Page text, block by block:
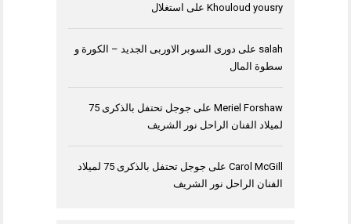
Khouloud yousry على استغلال
salah على دورى السوبر الاوربى الجديد – الكورة و
سطوة المال
Meriel Forshaw على
جوجل تحتفل بالذكرى 75
لميلاد الفنان الراحل نور الشريف
Carol McGill على
جوجل تحتفل بالذكرى 75 لميلاد
الفنان الراحل نور الشريف